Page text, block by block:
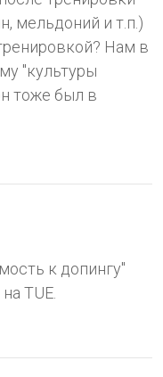
мельдоний и т.п.)
Нам в
"культуры
тоже был в
к допингу"
TUE.